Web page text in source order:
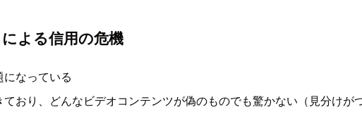
よる信用の危機
なっている
おり、どんなビデオコンテンツが偽のものでも驚かない（見分けが